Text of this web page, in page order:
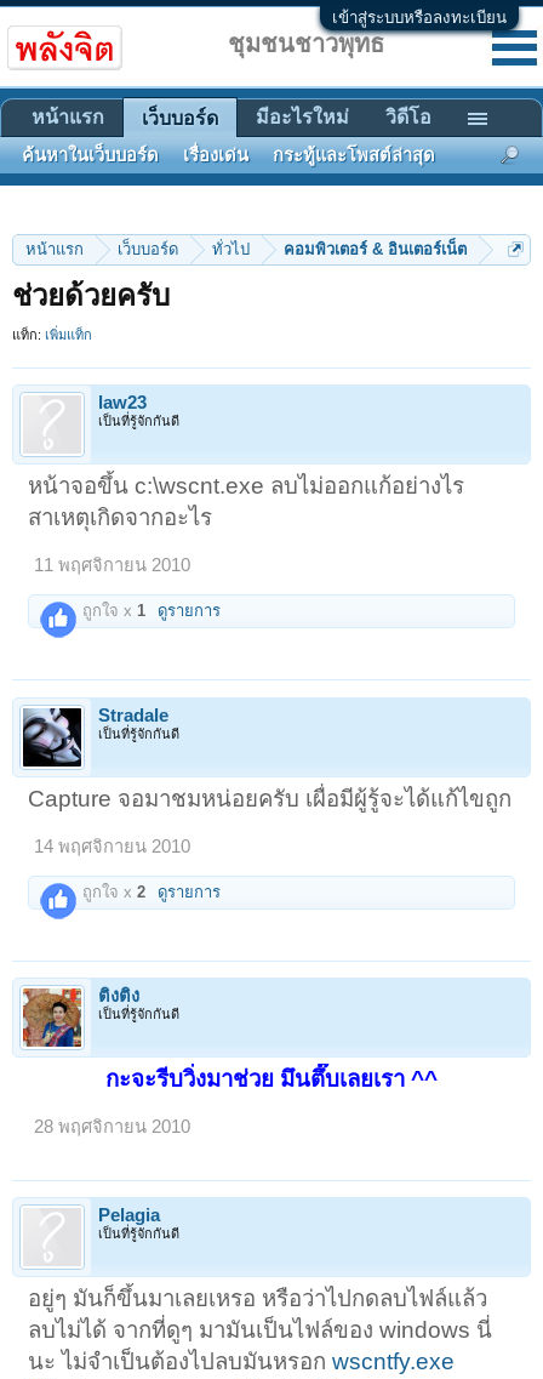
เข้าสู่ระบบหรือลงทะเบียน
หน้าแรก เว็บบอร์ด ทั่วไป คอมพิวเตอร์ & อินเตอร์เน็ต
ช่วยด้วยครับ
แท็ก: เพิ่มแท็ก
law23
เป็นที่รู้จักกันดี
หน้าจอขึ้น c:\wscnt.exe ลบไม่ออกแก้อย่างไร
สาเหตุเกิดจากอะไร
11 พฤศจิกายน 2010
ถูกใจ x1 ดูรายการ
Stradale
เป็นที่รู้จักกันดี
Capture จอมาชมหน่อยครับ เผื่อมีผู้รู้จะได้แก้ไขถูก
14 พฤศจิกายน 2010
ถูกใจ x2 ดูรายการ
ติงติง
เป็นที่รู้จักกันดี
กะจะรีบวิ่งมาช่วย มึนตึ๊บเลยเรา ^^
28 พฤศจิกายน 2010
Pelagia
เป็นที่รู้จักกันดี
อยู่ๆ มันก็ขึ้นมาเลยเหรอ หรือว่าไปกดลบไฟล์แล้ว
ลบไม่ได้ จากที่ดูๆ มามันเป็นไฟล์ของ windows นี่
นะ ไม่จำเป็นต้องไปลบมันหรอกwscntfy.exe
ชุมชนชาวพุทธ
หน้าแรก เว็บบอร์ด
ค้นหาในเว็บบอร์ด เรื่องเด่น กระทู้และโพสต์ล่าสุด
มีอะไรใหม่ วิดีโอ